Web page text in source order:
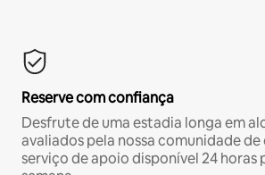
Reserve com confiança
Desfrute de uma estadia longa em
avaliados pela nossa comunidade
serviço de apoio disponível 24 horas